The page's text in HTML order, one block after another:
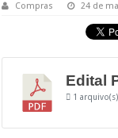
Compras 24 de
Edital
1 arquivo(s)